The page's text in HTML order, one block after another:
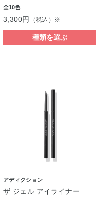
全10色
3,300円 （税込）※
種類を選ぶ
アディクション
ザ ジェル アイライナー